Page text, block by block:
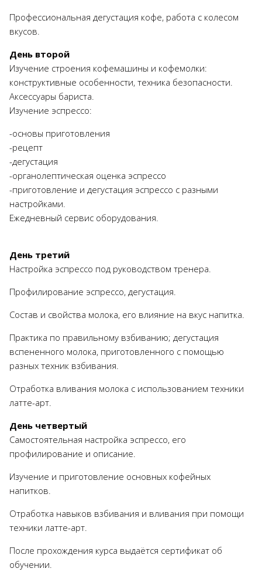
Профессиональная дегустация кофе, работа с колесом
вкусов.
День второй
Изучение строения кофемашины и кофемолки:
конструктивные особенности, техника безопасности.
Аксессуары бариста.
Изучение эспрессо:
-основы приготовления
-рецепт
-дегустация
-органолептическая оценка эспрессо
-приготовление и дегустация эспрессо с разными
настройками.
Ежедневный сервис оборудования.
День третий
Настройка эспрессо под руководством тренера.
Профилирование эспрессо, дегустация.
Состав и свойства молока, его влияние на вкус напитка.
Практика по правильному взбиванию; дегустация
вспененного молока, приготовленного с помощью
разных техник взбивания.
Отработка вливания молока с использованием техники
латте-арт.
День четвертый
Самостоятельная настройка эспрессо, его
профилирование и описание.
Изучение и приготовление основных кофейных
напитков.
Отработка навыков взбивания и вливания при помощи
техники латте-арт.
После прохождения курса выдаётся сертификат об
обучении.